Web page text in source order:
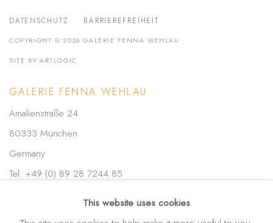
DATENSCHUTZ BARRIEREFREIHEIT
COPYRIGHT © 2026 GALERIE FENNA WEHLAU
SITE BY ARTLOGIC
GALERIE FENNA WEHLAU
Amalienstraße 24
80333 München
Germany
Tel: +49 (0) 89 28 7244 85
This website uses cookies